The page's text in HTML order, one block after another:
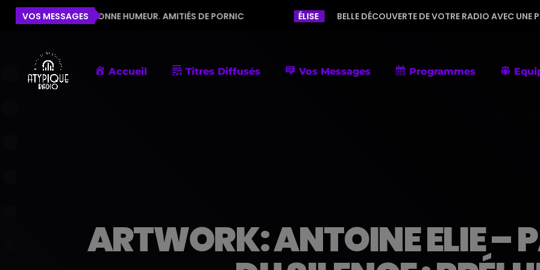
VOS MESSAGES
LA BONNE HUMEUR. AMITIÉS DE PORNIC ÉLISE BELLE DÉCOUVERTE DE VOTRE RADIO AVEC UNE
Accueil Titres Diffusés Vos Messages Programmes
ARTWORK: ANTOINE ELIE –